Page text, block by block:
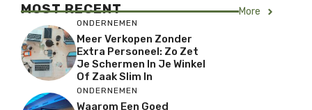
MOST RECENT More
ONDERNEMEN
Meer Verkopen Zonder
Extra Personeel: Zo Zet
Je Schermen In Je Winkel
Of Zaak Slim In
ONDERNEMEN
Waarom Een Goed